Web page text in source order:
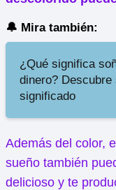
🔔 Mira también:
¿Qué significa
dinero? Descubre
significado
Además del color,
sueño también
delicioso y te